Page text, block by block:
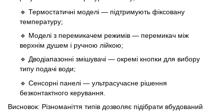
🔹 Термостатичні моделі — підтримують фіксовану
температуру;
🔹 Моделі з перемикачем режимів — перемикач між
верхнім душем і ручною лійкою;
🔹 Дводіапазонні змішувачі — окремі кнопки для вибору
типу подачі води;
🔹 Сенсорні панелі — ультрасучасне рішення
безконтактного керування.
Висновок: Різноманіття типів дозволяє підібрати вбудований